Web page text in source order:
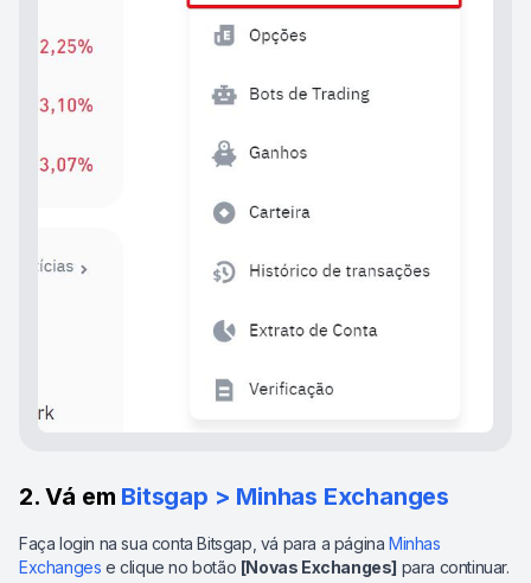
2. Vá em Bitsgap > Minhas Exchanges
Faça login na sua conta Bitsgap, vá para a páginaMinhas
Exchanges e clique no botão [Novas Exchanges] para continuar.